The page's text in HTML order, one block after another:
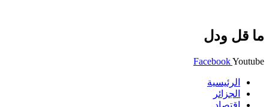
ما قل ودل
FacebookYoutube
الرئيسية
الجزائر
إقتصاد